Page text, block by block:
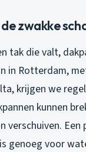
zwakke
tak die valt,
in Rotterdam,
krijgen we
kunnen
verschuiven.
genoeg voor